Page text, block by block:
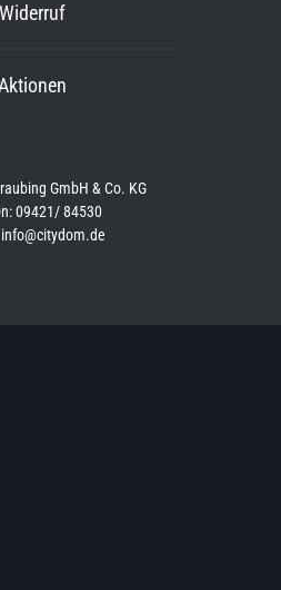
Widerruf
GmbH & Co. KG
09421/ 84530